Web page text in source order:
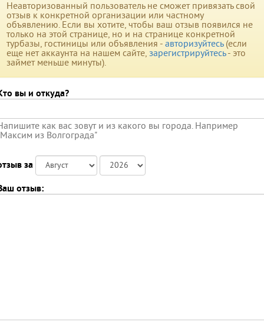
Неавторизованный пользователь не сможет привязать свой
отзыв к конкретной организации или частному
объявлению. Если вы хотите, чтобы ваш отзыв появился не
только на этой странице, но и на странице конкретной
турбазы, гостиницы или объявления - авторизуйтесь(если
еще нет аккаунта на нашем сайте, зарегистрируйтесь- это
займет меньше минуты).
вы и откуда?
как вас зовут и из какого вы города. Например
из Волгограда"
за
отзыв: